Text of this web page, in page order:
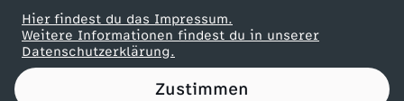
Hier findest du das Impressum.
Weitere Informationen findest du in unserer
Datenschutzerklärung.
Zustimmen
n
d
Partner